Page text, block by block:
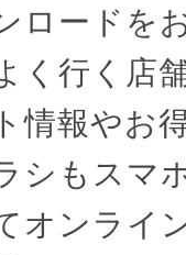
ロードを
く行く店
ト情報やお
シもスマ
オンライ